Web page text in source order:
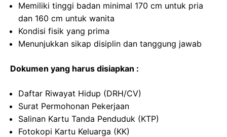
Memiliki tinggi badan minimal 170 cm untuk pria
dan 160 cm untuk wanita
Kondisi fisik yang prima
Menunjukkan sikap disiplin dan tanggung jawab
Dokumen yang harus disiapkan :
Daftar Riwayat Hidup (DRH/CV)
Surat Permohonan Pekerjaan
Salinan Kartu Tanda Penduduk (KTP)
Fotokopi Kartu Keluarga (KK)